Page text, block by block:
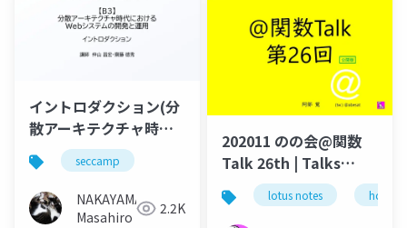
イントロダクション(分
散アーキテクチャ時代
におけるWebシステム
の開発と運用)
#seccamp
seccamp
NAKAYAMA
Masahiro
2.2K
202011 のの会@関数
Talk 26th | Talks
around @Functions
in Notes and Domino
lotus notes hcl